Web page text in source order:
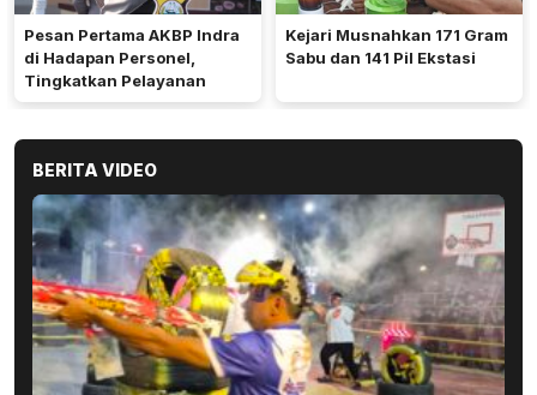
Pesan Pertama AKBP Indra
di Hadapan Personel,
Tingkatkan Pelayanan
Kejari Musnahkan 171 Gram
Sabu dan 141 Pil Ekstasi
BERITA VIDEO